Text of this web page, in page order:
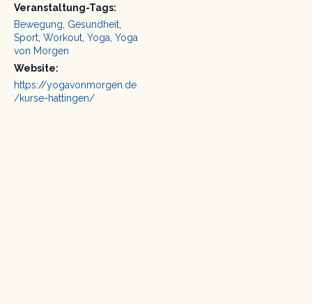
Veranstaltung-Tags:
Bewegung, Gesundheit,
Sport, Workout, Yoga, Yoga
von Morgen
Website:
https://yogavonmorgen.de
/kurse-hattingen/